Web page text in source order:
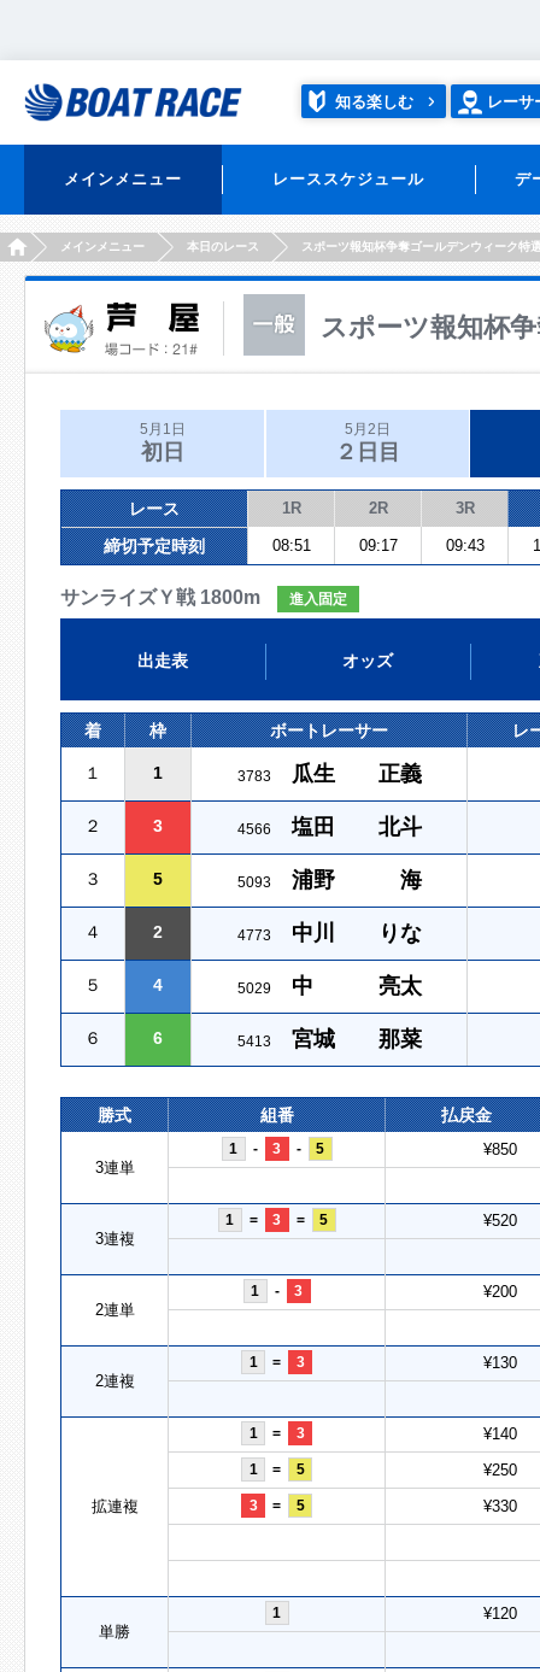
知る楽しむ レーサ
メインメニュー レーススケジュール デ
HOMEメインメニュー 本日のレース スポーツ報知杯争奪ゴールデンウィーク特
スポーツ報知杯
5月1日
初日
5月2日
２日目
レース 1R 2R 3R
締切予定時刻 08:51 09:17 09:43
サンライズＹ戦 1800m 進入固定
出走表 オッズ
着 枠 ボートレーサー レ
１ 1 3783 瓜生 正義
２ 3 4566 塩田 北斗
３ 5 5093 浦野 海
４ 2 4773 中川 りな
５ 4 5029 中 亮太
６ 6 5413 宮城 那菜
勝式 組番 払戻金
3連単
1 - 3 - 5 ¥850
3連複
1 = 3 = 5 ¥520
2連単
1 - 3 ¥200
2連複
1 = 3 ¥130
拡連複
1 = 3 ¥140
1 = 5 ¥250
3 = 5 ¥330
単勝
1 ¥120